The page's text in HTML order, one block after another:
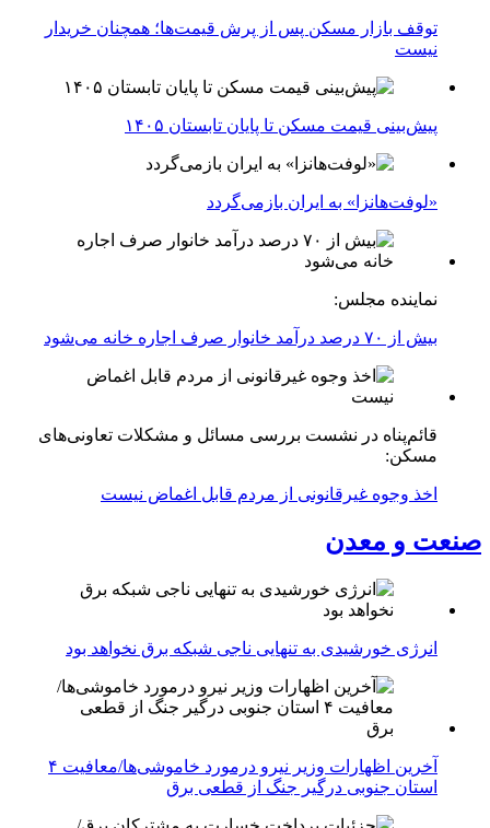
توقف بازار مسکن پس از پرش قیمت‌ها؛ همچنان خریدار
نیست
پیش‌بینی قیمت مسکن تا پایان تابستان ۱۴۰۵
«لوفت‌هانزا» به ایران بازمی‌گردد
نماینده مجلس:
بیش از ۷۰ درصد درآمد خانوار صرف اجاره خانه می‌شود
قائم‌پناه در نشست بررسی مسائل و مشکلات تعاونی‌های
مسکن:
اخذ وجوه غیرقانونی از مردم قابل اغماض نیست
صنعت و معدن
انرژی خورشیدی به تنهایی ناجی شبکه برق نخواهد بود
آخرین اظهارات وزیر نیرو درمورد خاموشی‌ها/معافیت ۴
استان جنوبی درگیر جنگ از قطعی برق